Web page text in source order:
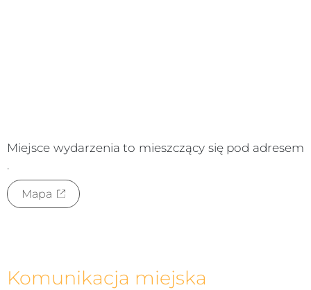
Miejsce wydarzenia to mieszczący się pod adresem
.
Mapa
Komunikacja miejska